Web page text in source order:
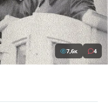
7,6к 4